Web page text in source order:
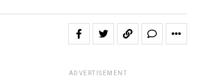
ADVERTISEMENT